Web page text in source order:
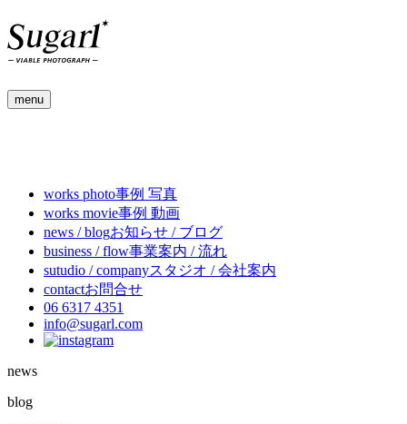
menu
works photo事例 写真
works movie事例 動画
news / blogお知らせ / ブログ
business / flow事業案内 / 流れ
sutudio / companyスタジオ / 会社案内
contactお問合せ
06 6317 4351
info@sugarl.com
news
blog